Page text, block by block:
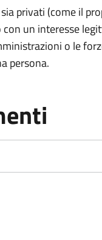
privati (come il
un interesse
o le
persona.